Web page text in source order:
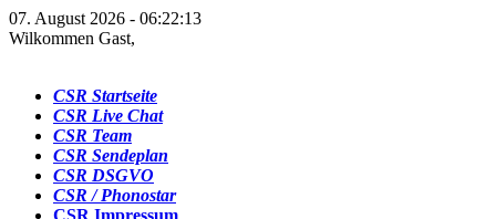
07. August 2026 - 06:22:13
Wilkommen Gast,
CSR Startseite
CSR Live Chat
CSR Team
CSR Sendeplan
CSR DSGVO
CSR / Phonostar
CSR Impressum